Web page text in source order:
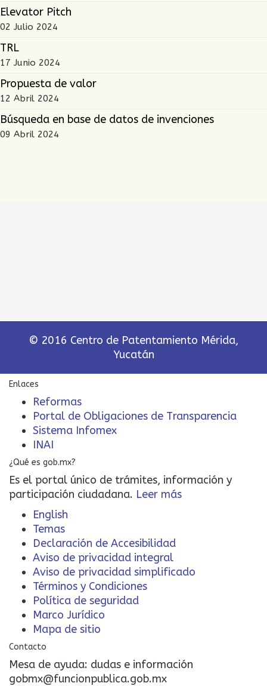
Elevator Pitch
02 Julio 2024
TRL
17 Junio 2024
Propuesta de valor
12 Abril 2024
Búsqueda en base de datos de invenciones
09 Abril 2024
© 2016 Centro de Patentamiento Mérida,
Yucatán
Enlaces
Reformas
Portal de Obligaciones de Transparencia
Sistema Infomex
INAI
¿Qué es gob.mx?
Es el portal único de trámites, información y
participación ciudadana. Leer más
English
Temas
Declaración de Accesibilidad
Aviso de privacidad integral
Aviso de privacidad simplificado
Términos y Condiciones
Política de seguridad
Marco Jurídico
Mapa de sitio
Contacto
Mesa de ayuda: dudas e información
gobmx@funcionpublica.gob.mx